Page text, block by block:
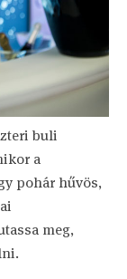
buli
a
pohár hűvös,
meg,